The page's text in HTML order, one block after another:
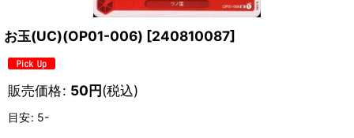
お玉(UC)(OP01-006) [240810087]
販売価格: 50円(税込)
目安: 5-